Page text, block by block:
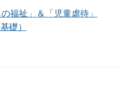
福祉」＆「児童虐待」
礎）